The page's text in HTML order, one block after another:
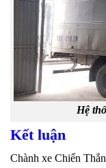
Hệ
Kết luận
Chành xe Chiến